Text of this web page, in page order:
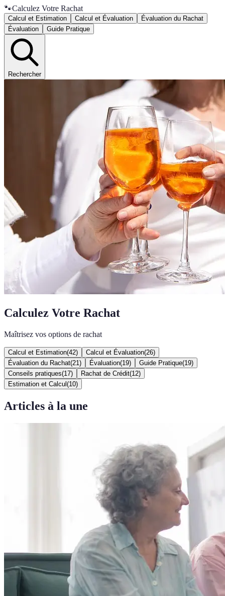
🐾Calculez Votre Rachat
Calcul et Estimation Calcul et Évaluation
Évaluation du Rachat
Évaluation
Guide Pratique
Rechercher
Calculez Votre Rachat
Maîtrisez vos options de rachat
Calcul et Estimation(42) Calcul et Évaluation(26)
Évaluation du Rachat(21 ) Évaluation(19) Guide Pratique(19)
Conseils pratiques(17) Rachat de Crédit(12)
Estimation et Calcul (10)
Articles à la une